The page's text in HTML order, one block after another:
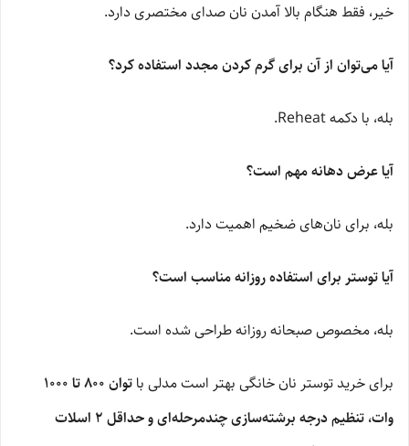
خیر، فقط هنگام بالا آمدن نان صدای مختصری دارد.
آیا می‌توان از آن برای گرم کردن مجدد استفاده کرد؟
بله، با دکمه Reheat.
آیا عرض دهانه مهم است؟
بله، برای نان‌های ضخیم اهمیت دارد.
آیا توستر برای استفاده روزانه مناسب است؟
بله، مخصوص صبحانه روزانه طراحی شده است.
برای خرید توستر نان خانگی بهتر است مدلی با
توان 800 تا 1000
وات، تنظیم درجه برشته‌سازی چندمرحله‌ای و حداقل 2 اسلات